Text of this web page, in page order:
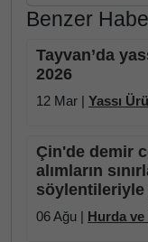
Benzer
Tayvan’da
2026
12 Mar | Yassı
Çin'de demir
alımların
06 Ağu | Hurda ve